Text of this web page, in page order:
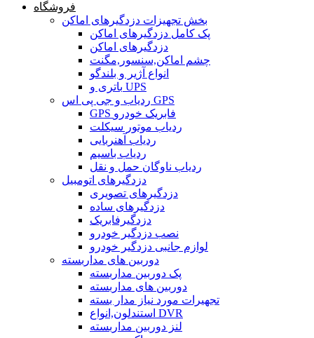
فروشگاه
بخش تجهیزات دزدگیرهای اماکن
پک کامل دزدگیرهای اماکن
دزدگیرهای اماکن
چشم اماکن,سنسور,مگنت
انواع آژیر و بلندگو
باتری و UPS
ردیاب و جی پی اس GPS
GPS فابریک خودرو
ردیاب موتور سیکلت
ردیاب آهنربایی
ردیاب باسیم
ردیاب ناوگان حمل و نقل
دزدگیرهای اتومبیل
دزدگیرهای تصویری
دزدگیرهای ساده
دزدگیرفابریک
نصب دزدگیر خودرو
لوازم جانبی دزدگیر خودرو
دوربین های مداربسته
پک دوربین مداربسته
دوربین های مداربسته
تجهیرات مورد نیاز مدار بسته
استندلون,انواع DVR
لنز دوربین مداربسته